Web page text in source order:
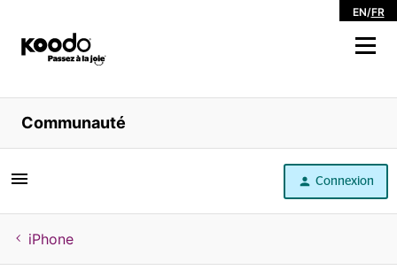
EN/FR
Magasiner
Libre service
Aide
Communauté
Connexion
iPhone